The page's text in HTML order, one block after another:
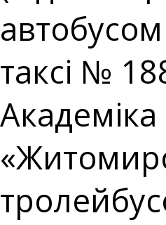
таксі №
Академіка